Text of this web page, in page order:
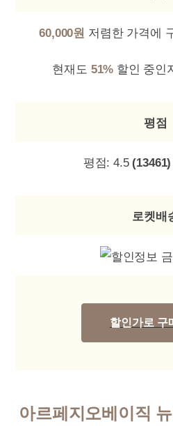
60,000원 저렴한 가격에
현재도 51% 할인 중인
평점
평점:4.5 (13461)
로켓배
할인가로 구
아르페지오베이직